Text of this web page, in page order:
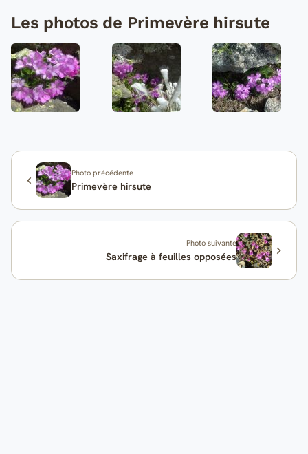
Les photos de Primevère hirsute
Photo précédente
Primevère hirsute
Photo suivante
Saxifrage à feuilles opposées